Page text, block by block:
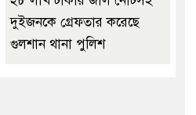
দুইজনকে গ্রেফতার করেছে
গুলশান থানা পুলিশ